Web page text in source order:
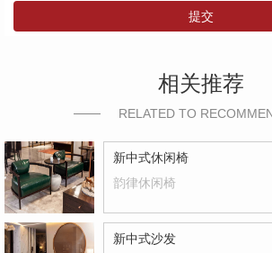
提交
相关推荐
RELATED TO
新中式休闲椅
韵律休闲椅
新中式沙发